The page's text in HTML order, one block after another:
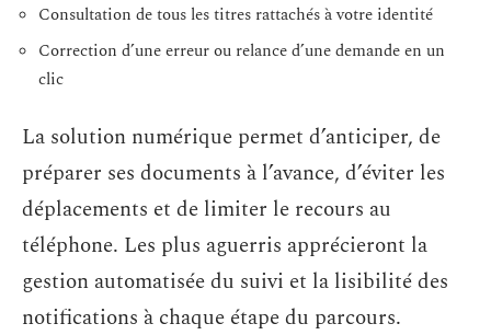
Consultation de tous les titres rattachés à votre identité
Correction d’une erreur ou relance d’une demande en un
clic
La solution numérique permet d’anticiper, de
préparer ses documents à l’avance, d’éviter les
déplacements et de limiter le recours au
téléphone. Les plus aguerris apprécieront la
gestion automatisée du suivi et la lisibilité des
notifications à chaque étape du parcours.